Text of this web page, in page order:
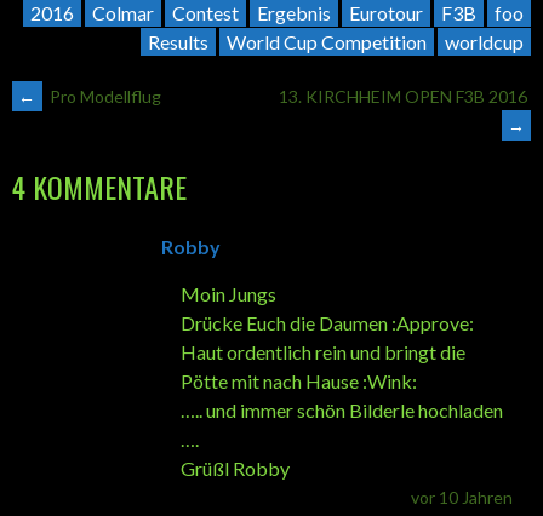
2016 Colmar Contest Ergebnis Eurotour F3B
foo
Results
World Cup Competition worldcup
ARTIKEL-
NAVIGATION
← Pro Modellflug
13. KIRCHHEIM OPEN F3B 2016
→
4 KOMMENTARE
Robby
vor 10 Jahren
Moin Jungs
Drücke Euch die Daumen :Approve:
Haut ordentlich rein und bringt die
Pötte mit nach Hause :Wink:
….. und immer schön Bilderle hochladen
Grüßl Robby